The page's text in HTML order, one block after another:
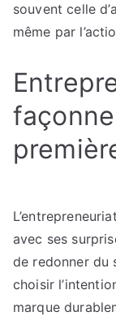
souvent celle
même par
avec ses
de redonner du
choisir
marque